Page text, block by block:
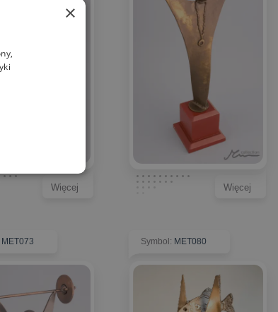
Więcej Więcej
MET073 Symbol : MET080
×